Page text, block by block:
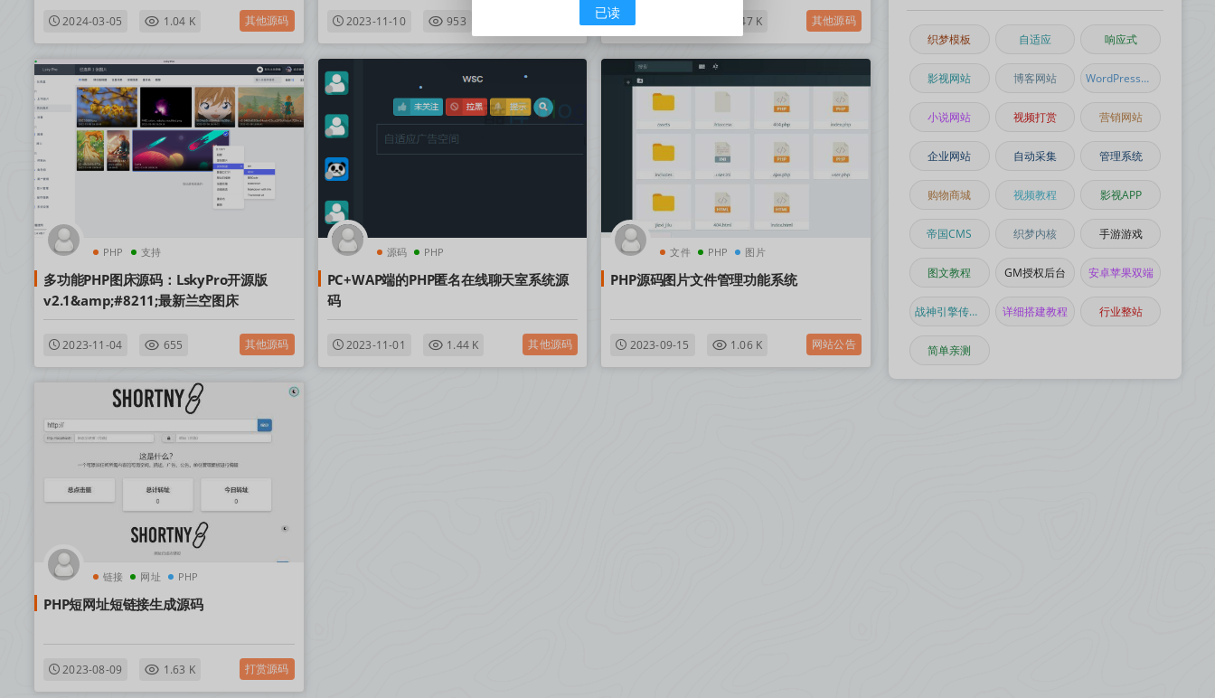
2024-03-05 1.04 K 其他源码 2023-11-10 953 2023-11-04 1.47 K 其他源码
PHP 支持
多功能PHP图床源码：LskyPro开源版
v2.1&amp;#8211;最新兰空图床
2023-11-04 655 其他源码
源码 PHP
PC+WAP端的PHP匿名在线聊天室系统源
码
2023-11-01 1.44 K 其他源码
文件 PHP 图片
PHP源码图片文件管理功能系统
2023-09-15 1.06 K 网站公告
链接 网址 PHP
PHP短网址短链接生成源码
2023-08-09 1.63 K 打赏源码
织梦模板 自适应 响应式
影视网站 博客网站 WordPress主题
小说网站 视频打赏 营销网站
企业网站 自动采集 管理系统
购物商城 视频教程 影视APP
帝国CMS 织梦内核 手游游戏
图文教程 GM授权后台 安卓苹果双端
战神引擎传奇手游 详细搭建教程 行业整站
简单亲测
已读